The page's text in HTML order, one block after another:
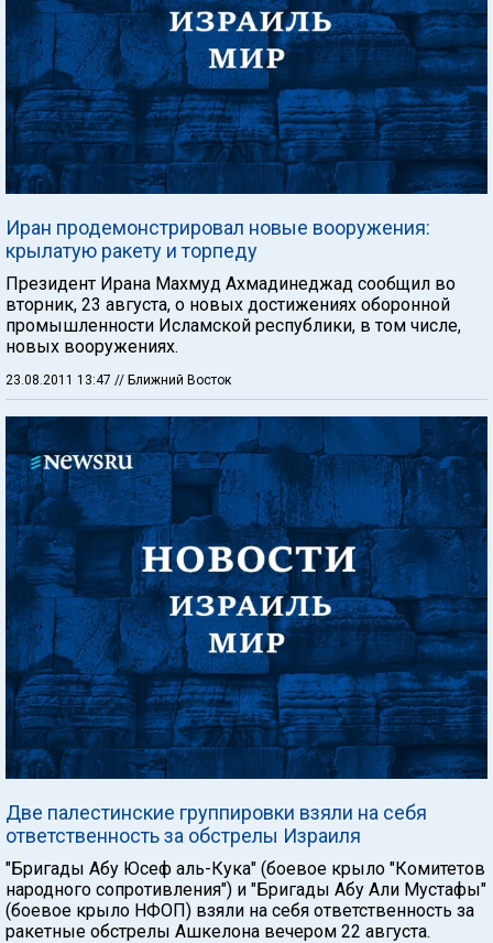
Иран продемонстрировал новые вооружения:
крылатую ракету и торпеду
Президент Ирана Махмуд Ахмадинеджад сообщил во
вторник, 23 августа, о новых достижениях оборонной
промышленности Исламской республики, в том числе,
новых вооружениях.
23.08.2011 13:47 // Ближний Восток
Две палестинские группировки взяли на себя
ответственность за обстрелы Израиля
"Бригады Абу Юсеф аль-Кука" (боевое крыло "Комитетов
народного сопротивления") и "Бригады Абу Али Мустафы"
(боевое крыло НФОП) взяли на себя ответственность за
ракетные обстрелы Ашкелона вечером 22 августа.